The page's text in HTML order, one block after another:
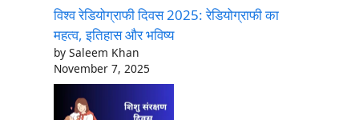
विश्व रेडियोग्राफी दिवस 2025: रेडियोग्राफी का
महत्व, इतिहास और भविष्य
by Saleem Khan
November 7, 2025